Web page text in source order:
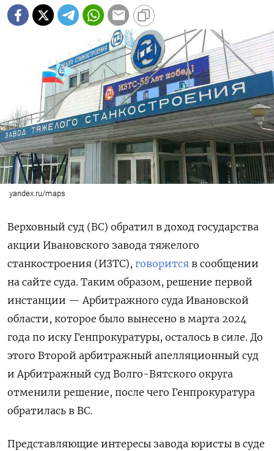
yandex.ru/maps
Верховный суд (ВС) обратил в доход государства
акции Ивановского завода тяжелого
станкостроения (ИЗТС), говорится в сообщении
на сайте суда. Таким образом, решение первой
инстанции — Арбитражного суда Ивановской
области, которое было вынесено в марта 2024
года по иску Генпрокуратуры, осталось в силе. До
этого Второй арбитражный апелляционный суд
и Арбитражный суд Волго-Вятского округа
отменили решение, после чего Генпрокуратура
обратилась в ВС.
Представляющие интересы завода юристы в суде